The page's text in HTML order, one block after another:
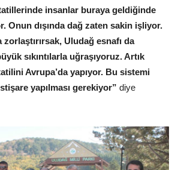
insanlar buraya geldiğinde
Onun dışında dağ zaten sakin işliyor.
Uludağ esnafı da
sıkıntılarla uğraşıyoruz. Artık
Avrupa’da yapıyor. Bu sistemi
yapılması gerekiyor” diye